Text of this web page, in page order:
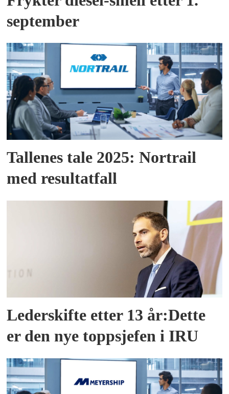
september
Tallenes tale 2025: Nortrail
med resultatfall
Lederskifte etter 13 år:Dette
er den nye toppsjefen i IRU